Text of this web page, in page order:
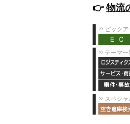
👉️物流
ピック
テーマ一
スペシ